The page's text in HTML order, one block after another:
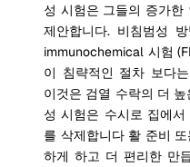
성 시험은 그들의 증가
제안합니다. 비침범성
immunochemical 시험
이 침략적인 절차 보다
이것은 검열 수락의 더
성 시험은 수시로 집에
를 삭제합니다 활 준비
하게 하고 더 편리한 만